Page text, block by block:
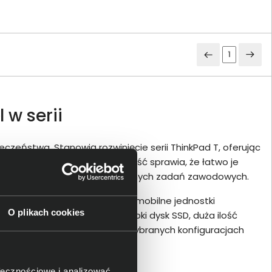
O plikach cookies
1
w serii
Stanowią rozwinięcie serii ThinkPad T, oferując
pracują w podróży. Lekkość sprawia, że łatwo je
biurowej i zaawansowanych zadań zawodowych.
AMD Ryzen™, aż po ultramobilne jednostki
do swoich potrzeb. Szybki dysk SSD, duża ilość
i przy multimediach; w wybranych konfiguracjach
obrazu.